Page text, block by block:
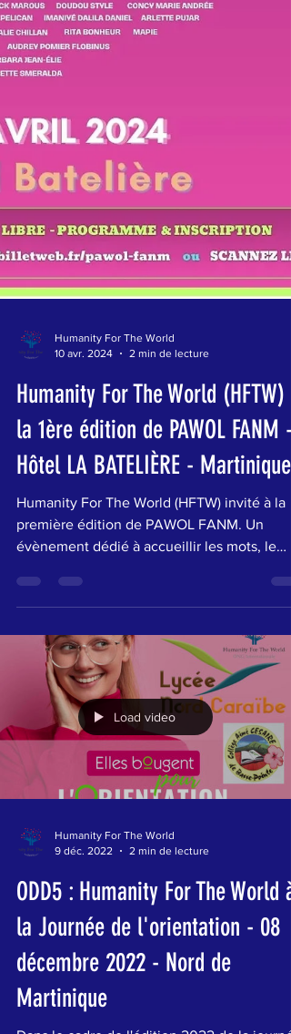
Humanity For The World
10 avr. 2024
2 min de lecture
Humanity For The World (HFTW) à
la 1ère édition de PAWOL FANM -
Hôtel LA BATELIÈRE - Martinique
première édition de PAWOL FANM. Un
évènement dédié à accueillir les mots, le
parcours de...
Load video
Humanity For The World
9 déc. 2022
2 min de lecture
ODD5 : Humanity For The World à